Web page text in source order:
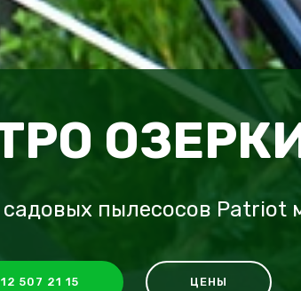
пылесосов Patriot
507 21 15 ЦЕНЫ